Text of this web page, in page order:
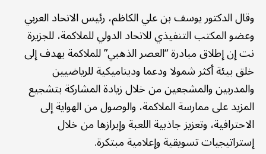
وقال الدكتور يوسف بن علي الكاظم، رئيس الاتحاد العربي
وعضو المكتب التنفيذي للاتحاد الدولي للملاكمة، للجزيرة
نت إن إطلاق مبادرة “العصر الذهبي” للملاكمة يهدف إلى
خلق بيئة أكثر شمولا ودعما وديناميكية للرياضيين
والمدربين والمشجعين من خلال زيادة المشاركة بتشجيع
المزيد على ممارسة الملاكمة، والوصول من الهواية إلى
الاحترافية، وتعزيز جاذبية اللعبة وإبرازها من خلال
إستراتيجيات تسويقية وإعلامية مبتكرة.